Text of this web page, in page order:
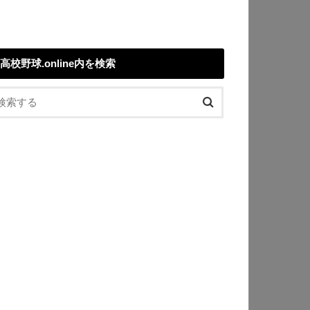
高校野球.online内を検索